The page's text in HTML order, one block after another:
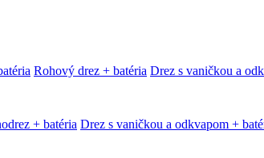
Rohový drez + batéria Drez s vaničkou a
+ batéria Drez s vaničkou a odkvapom +